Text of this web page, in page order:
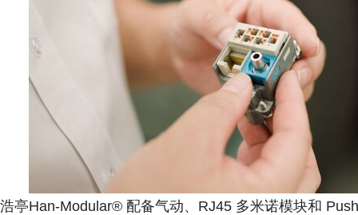
浩亭Han-Modular® 配备气动、RJ45 多米诺模块和